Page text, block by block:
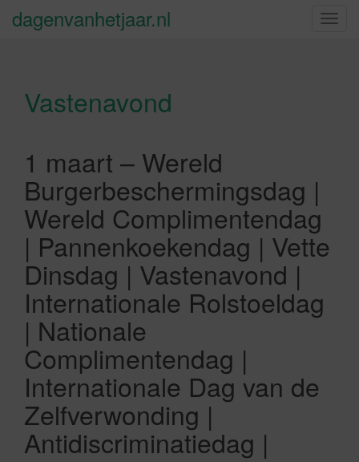
S
dagenvanhetjaar.nl
Vastenavond
1 maart – Wereld
Burgerbeschermingsdag |
Wereld Complimentendag
| Pannenkoekendag | Vette
Dinsdag | Vastenavond |
Internationale Rolstoeldag
| Nationale
Complimentendag |
Internationale Dag van de
Zelfverwonding |
Antidiscriminatiedag |